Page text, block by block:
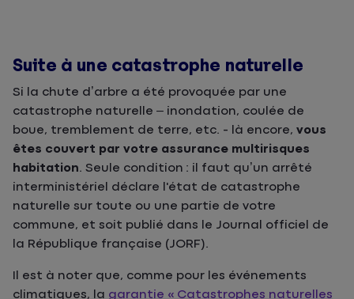
Suite à une catastrophe naturelle
Si la chute d’arbre a été provoquée par une
catastrophe naturelle – inondation, coulée de
boue, tremblement de terre, etc. - là encore, vous
êtes couvert par votre assurance multirisques
habitation. Seule condition : il faut qu’un arrêté
interministériel déclare l'état de catastrophe
naturelle sur toute ou une partie de votre
commune, et soit publié dans le Journal officiel de
la République française (JORF).
Il est à noter que, comme pour les événements
climatiques, la garantie « Catastrophes naturelles